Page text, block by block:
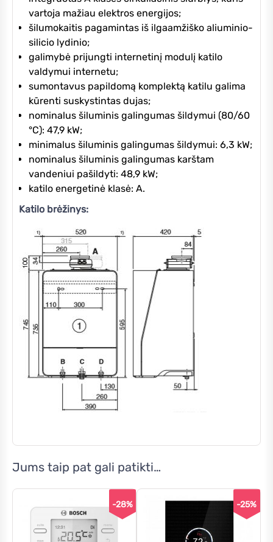
vartoja mažiau elektros energijos;
šilumokaitis pagamintas iš ilgaamžiško aliuminio-
silicio lydinio;
galimybė prijungti internetinį modulį katilo
valdymui internetu;
sumontavus papildomą komplektą katilu galima
kūrenti suskystintas dujas;
nominalus šiluminis galingumas šildymui (80/60
°C): 47,9 kW;
minimalus šiluminis galingumas šildymui: 6,3 kW;
nominalus šiluminis galingumas karštam
vandeniui pašildyti: 48,9 kW;
katilo energetinė klasė: A.
Katilo brėžinys:
Jums taip pat gali patikti…
-28% -25%